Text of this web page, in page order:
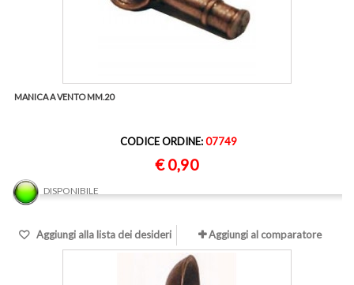
MANICA A VENTO MM.20
CODICE ORDINE:07749
€ 0,90
DISPONIBILE
Aggiungi alla lista dei desideri Aggiungi al comparatore